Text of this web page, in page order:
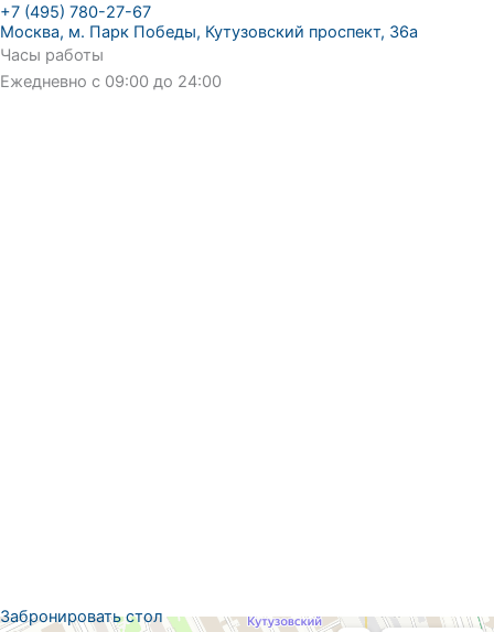
+7 (495) 780-27-67
Москва, м. Парк Победы, Кутузовский проспект, 36а
Часы работы
Ежедневно с 09:00 до 24:00
Забронировать стол